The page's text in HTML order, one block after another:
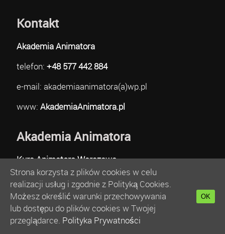
Kontakt
Akademia Animatora
telefon: +48 577 442 884
e-mail: akademiaanimatora(a)wp.pl
www: AkademiaAnimatora.pl
Akademia Animatora
Kurs Animatora Warszawa
Kurs Animatora Poznań
Kurs Animatora Gdańsk
Kurs Animatora Katowice
Kurs Animatora Gdynia
Kurs Animatora Wrocław
Strona korzysta z plików cookies w celu
realizacji usług i zgodnie z Polityką Cookies.
Możesz określić warunki przechowywania
lub dostępu do plików cookies w Twojej
przeglądarce. Polityka Prywatności
OK